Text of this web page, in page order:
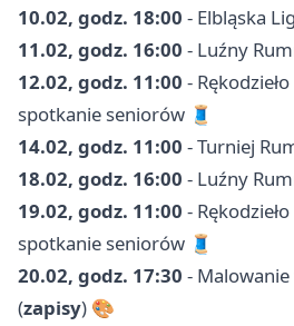
10.02, godz. 18:00 - Elbląska
11.02, godz. 16:00 - Luźny
12.02, godz. 11:00 -
spotkanie seniorów 🧵
14.02, godz. 11:00 - Turniej
18.02, godz. 16:00 - Luźny
19.02, godz. 11:00 -
spotkanie seniorów 🧵
20.02, godz. 17:30 -
(zapisy) 🎨